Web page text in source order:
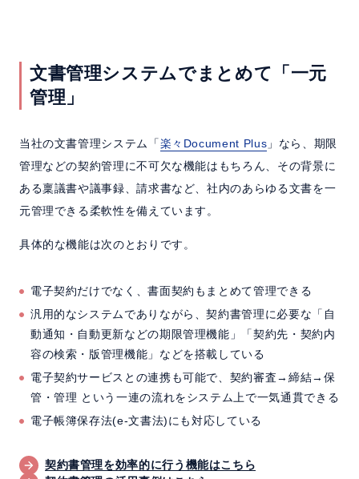
文書管理システムでまとめて「一元
管理」
当社の文書管理システム「楽々Document Plus 」なら、期限
管理などの契約管理に不可欠な機能はもちろん、その背景に
ある稟議書や議事録、請求書など、社内のあらゆる文書を一
元管理できる柔軟性を備えています。
具体的な機能は次のとおりです。
電子契約だけでなく、書面契約もまとめて管理できる
汎用的なシステムでありながら、契約書管理に必要な「自
動通知・自動更新などの期限管理機能」「契約先・契約内
容の検索・版管理機能」などを搭載している
電子契約サービスとの連携も可能で、契約審査→締結→保
管・管理 という一連の流れをシステム上で一気通貫できる
電子帳簿保存法(e-文書法)にも対応している
契約書管理を効率的に行う機能はこちら